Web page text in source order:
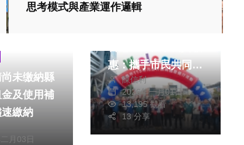
思考模式與產業運作邏輯
未缴納縣
及使用補
繳納
月03日
綜合新聞
惠：攜手市民共同成
就嘉義的美好！
陳信利
2026年一月01日
13,195 觀看
13 分享
合新聞